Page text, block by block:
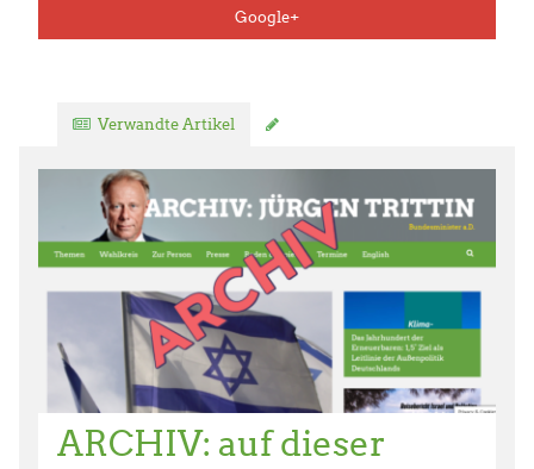
Google+
Verwandte Artikel
ARCHIV: auf dieser